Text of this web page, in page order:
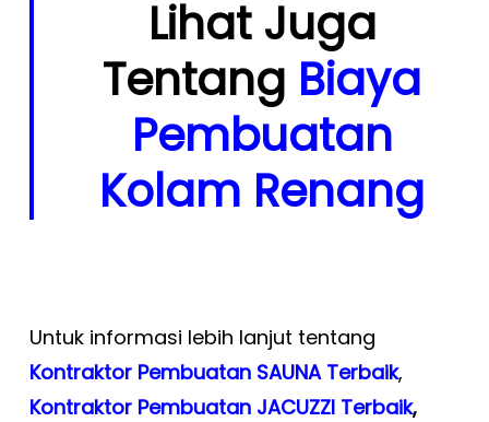
Lihat Juga
Tentang Biaya
Pembuatan
Kolam Renang
Untuk informasi lebih lanjut tentang
Kontraktor Pembuatan SAUNA Terbaik,
Kontraktor Pembuatan JACUZZI Terbaik,